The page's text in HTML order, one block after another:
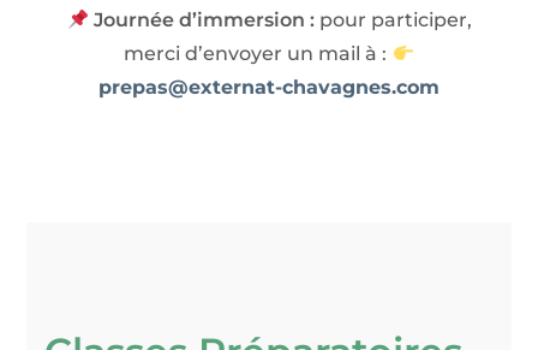
Journée d’immersion : pour participer,
merci d’envoyer un mail à :
prepas@externat-chavagnes.com